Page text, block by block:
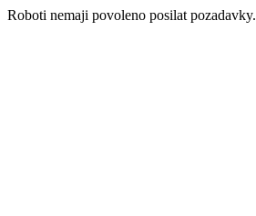
Roboti nemaji povoleno posilat pozadavky.